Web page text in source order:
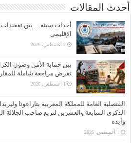
أحدث المقالات
أحداث سبتة… بين تعقيدات
الإقليمي
2 أغسطس، 2026
بين حماية الأمن وصون
تفرض مراجعة شاملة
1 أغسطس، 2026
القنصلية العامة للمملكة المغربية بتاراغونا
الذكرى السابعة والعشرين لتربع صاحب
وأيده
1 أغسطس، 2026